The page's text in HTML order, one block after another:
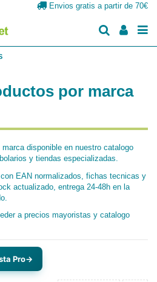
Envios gratis a partir de 70€
por marca
marca disponible en nuestro catalogo
y tiendas especializadas.
EAN normalizados, fichas tecnicas y
actualizado, entrega 24-48h en la
a precios mayoristas y catalogo
Pro→